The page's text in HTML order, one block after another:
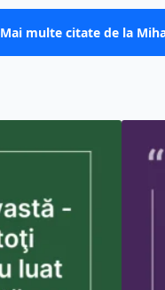
Mai multe citate de la